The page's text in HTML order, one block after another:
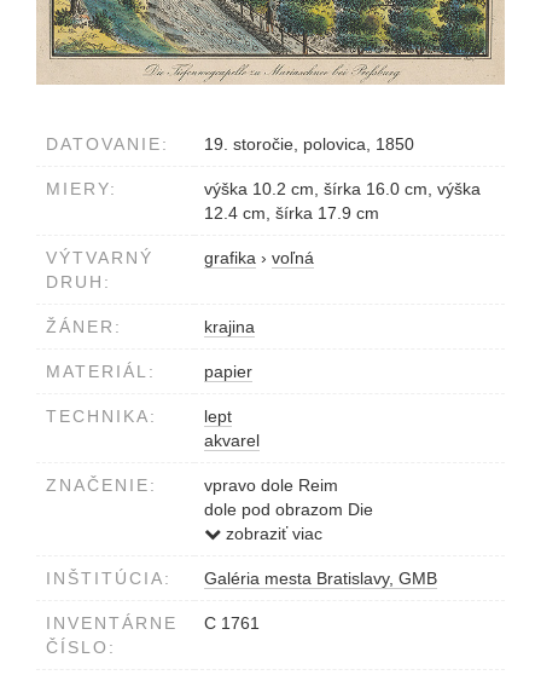
DATOVANIE: 19. storočie, polovica, 1850
MIERY:
výška 10.2 cm, šírka 16.0 cm, výška
12.4 cm, šírka 17.9 cm
VÝTVARNÝ
DRUH:
grafika › voľná
ŽÁNER: krajina
MATERIÁL: papier
TECHNIKA:
lept
akvarel
ZNAČENIE:
vpravo dole Reim
dole pod obrazom Die
Tiefenweg.....bei Pressburg
zobraziť viac
INŠTITÚCIA: Galéria mesta Bratislavy, GMB
INVENTÁRNE
ČÍSLO:
C 1761